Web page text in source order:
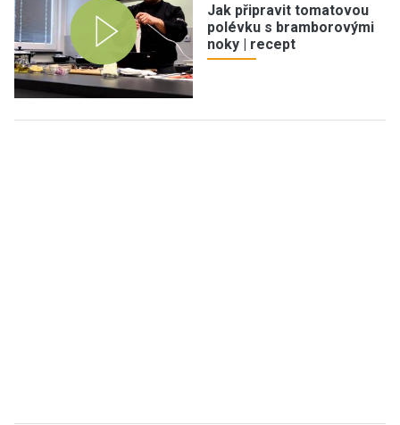
Jak připravit tomatovou
polévku s bramborovými
noky | recept